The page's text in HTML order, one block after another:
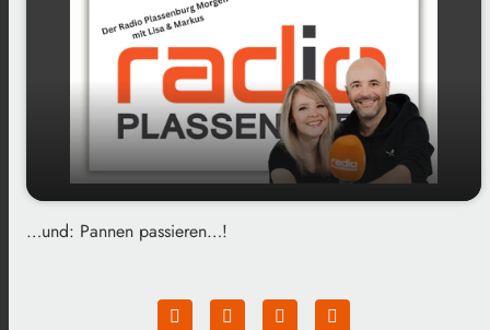
play_arrow Welchen Namen findet ihr am besten? :-D
…und: Pannen passieren…!